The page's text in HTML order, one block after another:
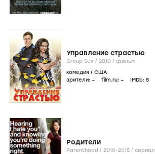
Управление страстью
Group Sex / 2010 / фильм
комедия / США
зрители: – film.ru: – IMDb: 5
Родители
Parenthood / 2010-2015 / сериал